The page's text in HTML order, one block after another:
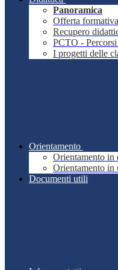
Panoramica
Offerta formativa
Recupero
PCTO -
I progetti delle
Orientamento
Orientamento in
Orientamento in
Documenti utili